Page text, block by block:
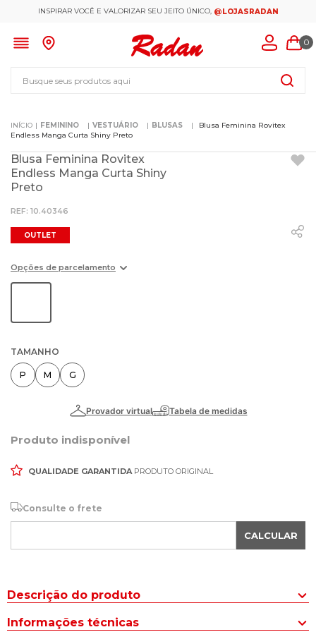
INSPIRAR VOCÊ E VALORIZAR SEU JEITO ÚNICO, @LOJASRADAN
0
FEMININO VESTUÁRIO BLUSAS
Blusa Feminina Rovitex
Endless Manga Curta Shiny Preto
Blusa Feminina Rovitex
Endless Manga Curta Shiny
Preto
: 10.40346
OUTLET
Opções de parcelamento
TAMANHO
P M G
Produto indisponível
QUALIDADE GARANTIDAPRODUTO ORIGINAL
Consulte o frete
CALCULAR
Descrição do produto
A Blusa Feminina Rovitex Endless Manga Curta Shiny Preto é uma
Informações técnicas